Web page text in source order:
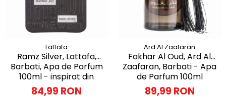
Lattafa
Ramz Silver, Lattafa,
Barbati, Apa de Parfum
100ml - inspirat din
Ultramale by Jean Paul
84,99 RON
Ard Al Zaafaran
Fakhar Al Oud, Ard Al
Zaafaran, Barbati - Apa
de Parfum 100ml
89,99 RON